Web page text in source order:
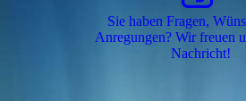
Sie haben Fragen,
Anregungen? Wir freuen
Nachricht!